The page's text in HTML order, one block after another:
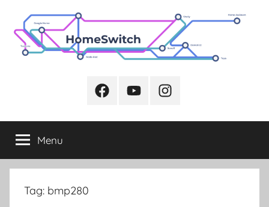
treści
FacebookYoutubeInstagram
Menu
Tag: bmp280